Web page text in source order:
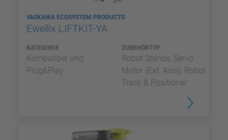
YASKAWA ECOSYSTEM PRODUCTS
Ewellix LIFTKIT-YA
KATEGORIE
Kompatibel und
Plug&Play
ZUBEHÖRTYP
Robot Stands, Servo
Motor (Ext. Axis), Robot
Track & Positioner